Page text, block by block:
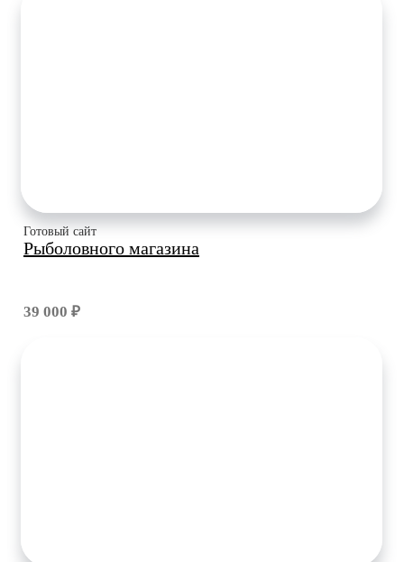
Готовый сайт
Рыболовного магазина
39 000 ₽